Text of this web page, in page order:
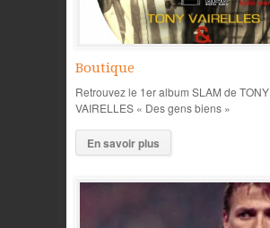
Boutique
Retrouvez le 1er album SLAM de TONY
VAIRELLES « Des gens biens »
En savoir plus